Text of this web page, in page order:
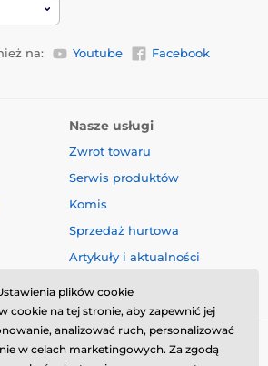
na: Youtube
Facebook
Nasze usługi
Zwrot towaru
Serwis produktów
Komis
Sprzedaż hurtowa
Artykuły i aktualności
plików cookie
cookie na tej stronie, aby zapewnić jej
analizować ruch, personalizować
w celach marketingowych. Za zgodą